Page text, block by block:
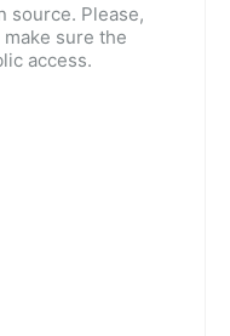
source. Please,
sure the
access.